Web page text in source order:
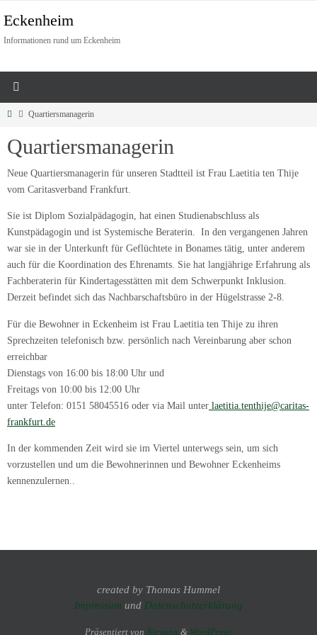
Eckenheim
Informationen rund um Eckenheim
Quartiersmanagerin
Quartiersmanagerin
Neue Quartiersmanagerin für unseren Stadtteil ist Frau Laetitia ten Thije
vom Caritasverband Frankfurt.
Sie ist Diplom Sozialpädagogin, hat einen Studienabschluss als
Kunstpädagogin und ist Systemische Beraterin. In den vergangenen Jahren
war sie in der Unterkunft für Geflüchtete in Bonames tätig, unter anderem
auch für die Koordination des Ehrenamts. Sie hat langjährige Erfahrung als
Fachberaterin für Kindertagesstätten mit dem Schwerpunkt Inklusion.
Derzeit befindet sich das Nachbarschaftsbüro in der Hügelstrasse 2-8.
Für die Bewohner in Eckenheim ist Frau Laetitia ten Thije zu ihren
Sprechzeiten telefonisch bzw. persönlich nach Vereinbarung aber schon
erreichbar
Dienstags von 16:00 bis 18:00 Uhr und
Freitags von 10:00 bis 12:00 Uhr
unter Telefon: 0151 58045516 oder via Mail unter laetitia.tenthije@caritas-
frankfurt.de
In der kommenden Zeit wird sie im Viertel unterwegs sein, um sich
vorzustellen und um die Bewohnerinnen und Bewohner Eckenheims
kennenzulernen..
created by Thomas Hummel
Impressum und Datenschutzerklärung
Präsentiert von Nirvana & WordPress.